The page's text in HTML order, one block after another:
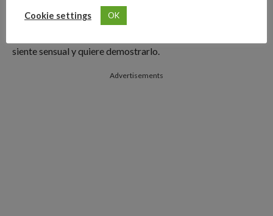
Pero cabe destacar que no es la única foto reciente que ha
dejado a más de uno suspirando, pues en las últimas
siente sensual y quiere demostrarlo.
Advertisements
Cookie settings OK